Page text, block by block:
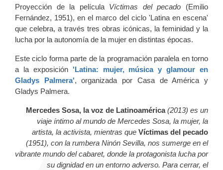
Proyección de la películaVíctimas del pecado (Emilio
Fernández, 1951), en el marco del ciclo 'Latina en escena'
que celebra, a través tres obras icónicas, la feminidad y la
lucha por la autonomía de la mujer en distintas épocas.
Este ciclo forma parte de la programación paralela en torno
a la exposición 'Latina: mujer, música y glamour en
Gladys Palmera', organizada por Casa de América y
Gladys Palmera.
Mercedes Sosa, la voz de Latinoamérica(2013) es un
viaje íntimo al mundo de Mercedes Sosa, la mujer, la
artista, la activista, mientras que Víctimas del pecado
(1951), con la rumbera Ninón Sevilla, nos sumerge en el
vibrante mundo del cabaret, donde la protagonista lucha por
su dignidad en un entorno adverso. Para cerrar, el